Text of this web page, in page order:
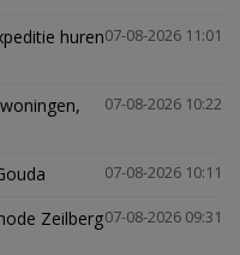
07-08-2026 11:01
huren
07-08-2026 10:22
07-08-2026 10:11
07-08-2026 09:31
Zeilberg